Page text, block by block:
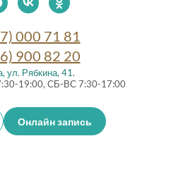
000 71 81
900 82 20
ул. Рябкина, 41.
19:00, СБ-ВС 7:30-17:00
Онлайн запись